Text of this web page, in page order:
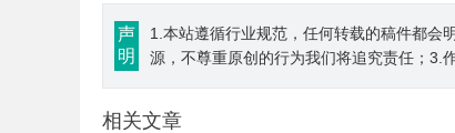
声
明
1.本站遵循行业规范，任何转载的稿件都会
源，不尊重原创的行为我们将追究责任；3.
相关文章